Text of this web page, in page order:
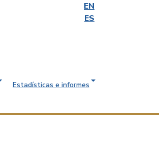
EN
ES
Estadísticas e informes